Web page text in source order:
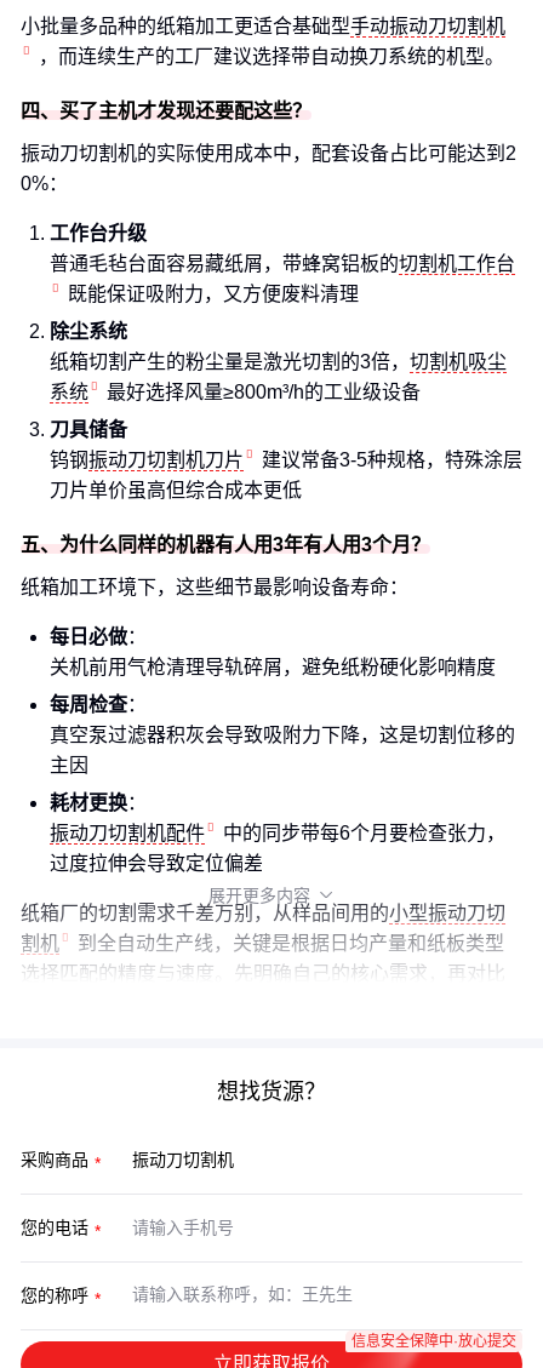
小批量多品种的纸箱加工更适合基础型手动振动刀切割机
，而连续生产的工厂建议选择带自动换刀系统的机型。
四、买了主机才发现还要配这些？
振动刀切割机的实际使用成本中，配套设备占比可能达到2
0%：
工作台升级
普通毛毡台面容易藏纸屑，带蜂窝铝板的切割机工作台
既能保证吸附力，又方便废料清理
除尘系统
纸箱切割产生的粉尘量是激光切割的3倍， 切割机吸尘
系统
最好选择风量≥800m³/h的工业级设备
刀具储备
钨钢振动刀切割机刀片
建议常备3-5种规格，特殊涂层
刀片单价虽高但综合成本更低
五、为什么同样的机器有人用3年有人用3个月？
纸箱加工环境下，这些细节最影响设备寿命：
每日必做：
关机前用气枪清理导轨碎屑，避免纸粉硬化影响精度
每周检查：
真空泵过滤器积灰会导致吸附力下降，这是切割位移的
主因
耗材更换：
振动刀切割机配件
中的同步带每6个月要检查张力，
过度拉伸会导致定位偏差
纸箱厂的切割需求千差万别，从样品间用的小型振动刀切
割机
到全自动生产线，关键是根据日均产量和纸板类型
选择匹配的精度与速度。先明确自己的核心需求，再对比
展开更多内容 
想找货源？
采购商品
您的电话
您的称呼
立即获取报价
信息安全保障中·放心提交